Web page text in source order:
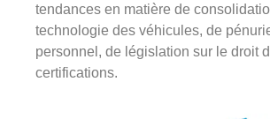
tendances en matière de
technologie des véhicules, de
personnel, de législation sur le droit
certifications.